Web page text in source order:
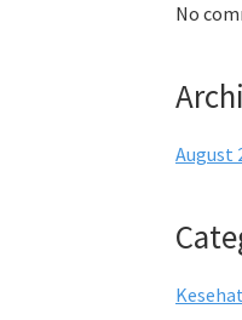
No
August